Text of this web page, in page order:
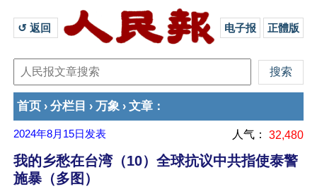
↺ 返回 电子报 正體版
首页 › 分栏目 › 万象 › 文章 ：
2024年8月15日 发表 人气： 32,480
我的乡愁在台湾（10）全球抗议中共指使泰警
施暴（多图）